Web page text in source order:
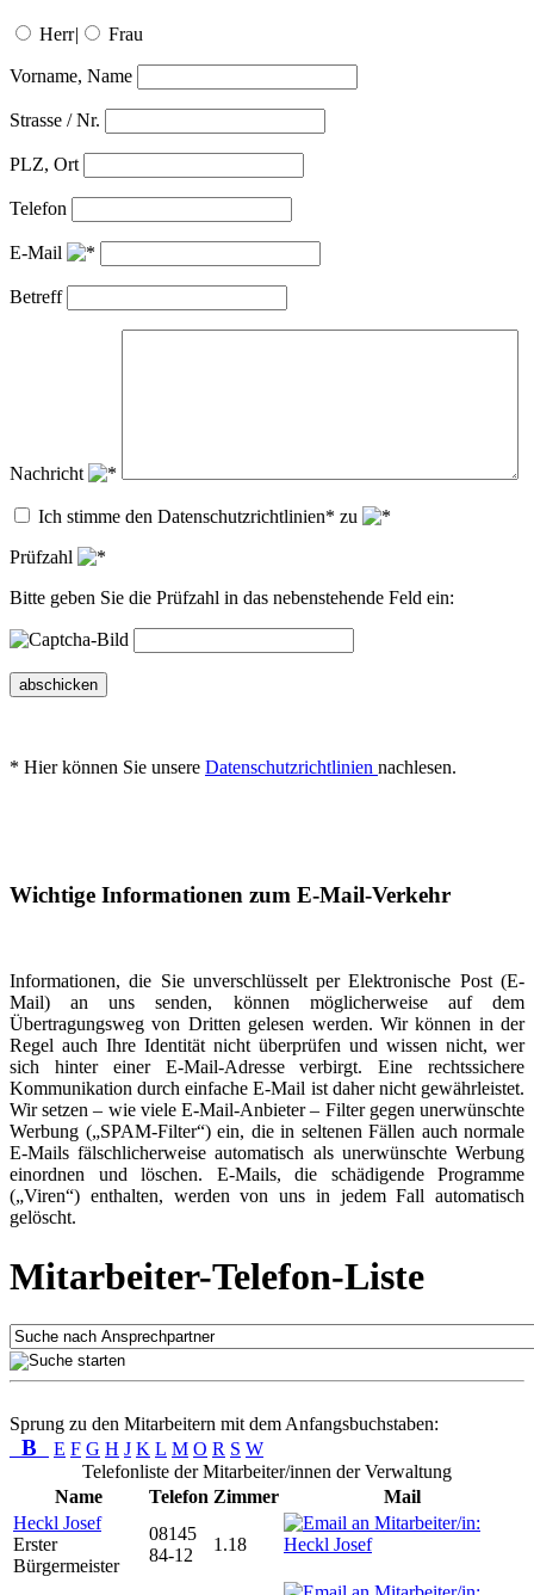
Herr| Frau
Vorname, Name
Strasse / Nr.
PLZ, Ort
Telefon
E-Mail
Betreff
Nachricht
Ich stimme den Datenschutzrichtlinien* zu
Prüfzahl
Bitte geben Sie die Prüfzahl in das nebenstehende Feld ein:
abschicken
* Hier können Sie unsere Datenschutzrichtlinien nachlesen.
Wichtige Informationen zum E-Mail-Verkehr
Informationen, die Sie unverschlüsselt per Elektronische Post (E-
Mail) an uns senden, können möglicherweise auf dem
Übertragungsweg von Dritten gelesen werden. Wir können in der
Regel auch Ihre Identität nicht überprüfen und wissen nicht, wer
sich hinter einer E-Mail-Adresse verbirgt. Eine rechtssichere
Kommunikation durch einfache E-Mail ist daher nicht gewährleistet.
Wir setzen – wie viele E-Mail-Anbieter – Filter gegen unerwünschte
Werbung („SPAM-Filter“) ein, die in seltenen Fällen auch normale
E-Mails fälschlicherweise automatisch als unerwünschte Werbung
einordnen und löschen. E-Mails, die schädigende Programme
(„Viren“) enthalten, werden von uns in jedem Fall automatisch
gelöscht.
Mitarbeiter-Telefon-Liste
Sprung zu den Mitarbeitern mit dem Anfangsbuchstaben:
B E F G H J K L M O R S W
Telefonliste der Mitarbeiter/innen der Verwaltung
Name
Telefon Zimmer
Mail
Heckl Josef
Erster
Bürgermeister
08145
84-12
1.18